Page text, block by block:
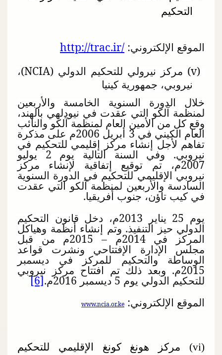
التحكيم
الموقع الإلكتروني: http://trac.ir/
) مركز نيرولي للتحكيم الدولي ( NCIA)،
نيروبي، جمهورية كينيا
خلال الدورة السنوية الخامسة والأربعين
لمنظمة آلكو التي عقدت في نيودلهي بالهند،
وقع كل من الأمين العام لمنظمة آلكو والنائب
العام الكيني في 3 أبريل 2006م على مذكرة
تفاهم لأجل إنشاء مركز إقليمي للتحكيم في
نيروبي. وفي السنة التالية يوم 2 يوليو
2007م، تم توقيع إتفاقية لإنشاء مركز
نيروبي الإقليمي للتحكيم في الدورة السنوية
السادسة والأربعين لمنظمة آلكو التي عقدت
في كيب تاؤن، جنوب أفريقيا.
يوم 25 يناير 2013م، دخل قانون التحكيم
الدولي حيز التنفيذ. وتم إنشاء أنظمة وهياكل
المركز في 2014م – 2015م من قبل
مجلس الإدارة الإفتتاحي ونشرت قواعد
الوساطة والتحكيم للمركز في ديسمبر
2015م. وبعد ذلك تم افتتاح مركز نيروبي
للتحكيم الدولي يوم 5 ديسمبر 2016م.
[6]
الموقع الإلكتروني: www.ncia.or.ke
vi) مركز هونغ كونغ الإقليمي للتحكيم